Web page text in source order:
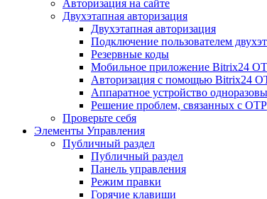
Авторизация на сайте
Двухэтапная авторизация
Двухэтапная авторизация
Подключение пользователем
Резервные коды
Мобильное приложение Bitrix24
Авторизация с помощью Bitrix24
Аппаратное устройство
Решение проблем, связанных с OTP
Проверьте себя
Элементы Управления
Публичный раздел
Публичный раздел
Панель управления
Режим правки
Горячие клавиши